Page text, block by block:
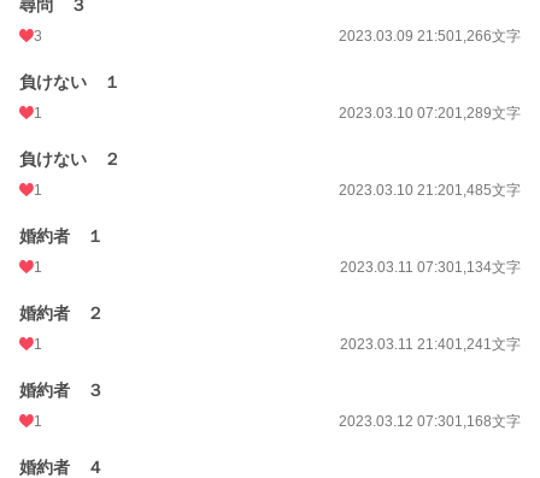
尋問 ３
3 2023.03.09 21:501,266文字
負けない １
1 2023.03.10 07:201,289文字
負けない ２
1 2023.03.10 21:201,485文字
婚約者 １
1 2023.03.11 07:301,134文字
婚約者 ２
1 2023.03.11 21:401,241文字
婚約者 ３
1 2023.03.12 07:301,168文字
婚約者 ４